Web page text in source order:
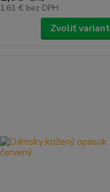
1,61 € bez DPH
Zvoliť variant